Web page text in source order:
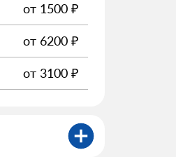
от 1500 ₽
от 6200 ₽
от 3100 ₽